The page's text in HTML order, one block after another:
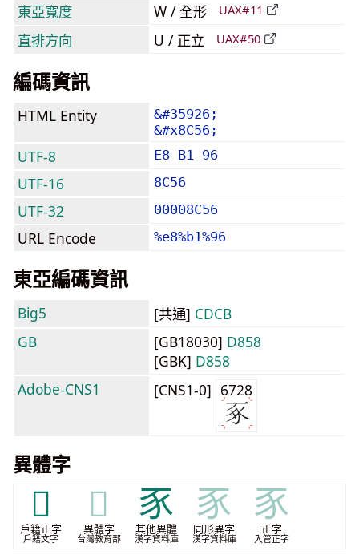
東亞寬度
W / 全形 UAX#11
直排方向 U / 正立 UAX#50
編碼資訊
HTML Entity
&#35926;
&#x8C56;
UTF-8 E8 B1 96
UTF-16 8C56
UTF-32 00008C56
URL Encode %e8%b1%96
東亞編碼資訊
Big5 [共通] CDCB
GB
[GB18030] D858
[GBK] D858
Adobe-CNS1
[CNS1-0] 6728
異體字
𢒔
戶籍正字
戶籍文字
𢒔
異體字
台灣教育部
豕
其他異體
漢字資料庫
豕
同形異字
漢字資料庫
豕
正字
入管正字